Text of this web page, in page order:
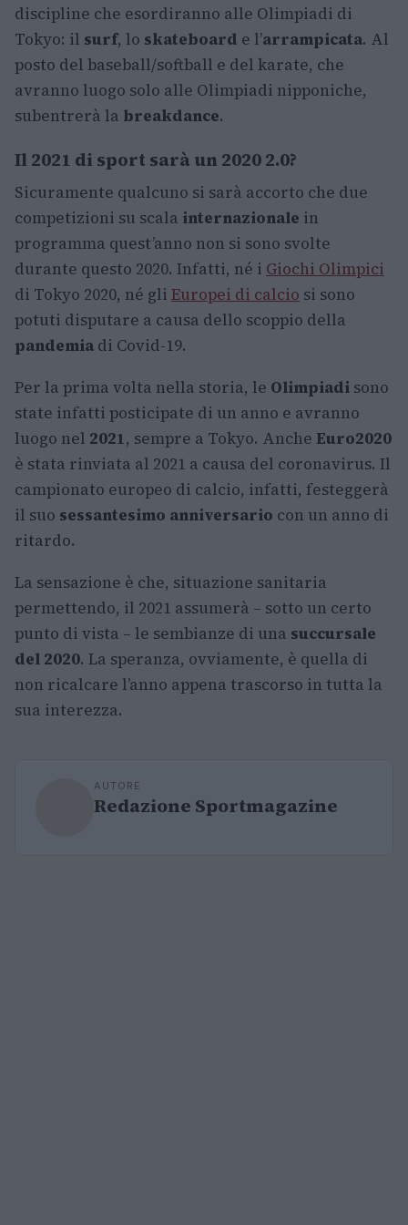
discipline che esordiranno alle Olimpiadi di
Tokyo: il surf, lo skateboard e l’arrampicata. Al
posto del baseball/softball e del karate, che
avranno luogo solo alle Olimpiadi nipponiche,
subentrerà la breakdance.
Il 2021 di sport sarà un 2020 2.0?
Sicuramente qualcuno si sarà accorto che due
competizioni su scala internazionale in
programma quest’anno non si sono svolte
durante questo 2020. Infatti, né i Giochi Olimpici
di Tokyo 2020, né gli Europei di calcio si sono
potuti disputare a causa dello scoppio della
pandemia di Covid-19.
Per la prima volta nella storia, le Olimpiadi sono
state infatti posticipate di un anno e avranno
luogo nel 2021, sempre a Tokyo. Anche Euro2020
è stata rinviata al 2021 a causa del coronavirus. Il
campionato europeo di calcio, infatti, festeggerà
il suo sessantesimo anniversario con un anno di
ritardo.
La sensazione è che, situazione sanitaria
permettendo, il 2021 assumerà – sotto un certo
punto di vista – le sembianze di una succursale
del 2020. La speranza, ovviamente, è quella di
non ricalcare l’anno appena trascorso in tutta la
sua interezza.
AUTORE
Redazione Sportmagazine